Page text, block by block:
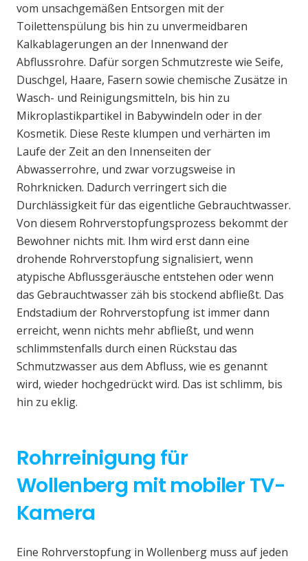
vom unsachgemäßen Entsorgen mit der
Toilettenspülung bis hin zu unvermeidbaren
Kalkablagerungen an der Innenwand der
Abflussrohre. Dafür sorgen Schmutzreste wie Seife,
Duschgel, Haare, Fasern sowie chemische Zusätze in
Wasch- und Reinigungsmitteln, bis hin zu
Mikroplastikpartikel in Babywindeln oder in der
Kosmetik. Diese Reste klumpen und verhärten im
Laufe der Zeit an den Innenseiten der
Abwasserrohre, und zwar vorzugsweise in
Rohrknicken. Dadurch verringert sich die
Durchlässigkeit für das eigentliche Gebrauchtwasser.
Von diesem Rohrverstopfungsprozess bekommt der
Bewohner nichts mit. Ihm wird erst dann eine
drohende Rohrverstopfung signalisiert, wenn
atypische Abflussgeräusche entstehen oder wenn
das Gebrauchtwasser zäh bis stockend abfließt. Das
Endstadium der Rohrverstopfung ist immer dann
erreicht, wenn nichts mehr abfließt, und wenn
schlimmstenfalls durch einen Rückstau das
Schmutzwasser aus dem Abfluss, wie es genannt
wird, wieder hochgedrückt wird. Das ist schlimm, bis
hin zu eklig.
Rohrreinigung für
Wollenberg mit mobiler TV-
Kamera
Eine Rohrverstopfung in Wollenberg muss auf jeden